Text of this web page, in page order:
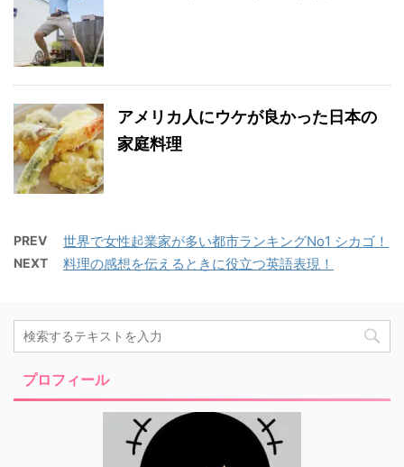
アメリカ人にウケが良かった日本の
家庭料理
PREV 世界で女性起業家が多い都市ランキングNo1 シカゴ！
NEXT 料理の感想を伝えるときに役立つ英語表現！
プロフィール